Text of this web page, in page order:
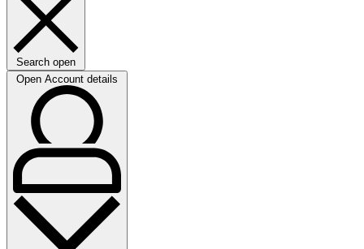
Search open
Open Account details